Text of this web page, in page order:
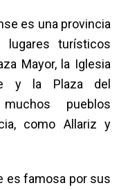
es una provincia
lugares turísticos
Mayor, la Iglesia
y la Plaza del
pueblos
como Allariz y
es famosa por sus